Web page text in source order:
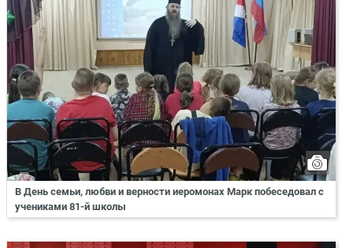
В День семьи, любви и верности иеромонах Марк побеседовал с
учениками 81-й школы